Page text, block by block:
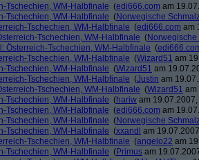
Tschechien, WM-Halbfinale (edi666.com am
Tschechien, WM-Halbfinale (Norwegische
Tschechien, WM-Halbfinale (edi666.com am
Tschechien, WM-Halbfinale (
Österreich-Tschechien, WM-Halbfinale (
Tschechien, WM-Halbfinale (Wizard51 am
Tschechien, WM-Halbfinale (Wizard51 am
Tschechien, WM-Halbfinale (Justin am
Tschechien, WM-Halbfinale (Wizard51 am
Tschechien, WM-Halbfinale (hariw am
Tschechien, WM-Halbfinale (edi666.com am
Tschechien, WM-Halbfinale (Norwegische
Tschechien, WM-Halbfinale (xxandl am
Tschechien, WM-Halbfinale (angelo22 am
Tschechien, WM-Halbfinale (Primus am